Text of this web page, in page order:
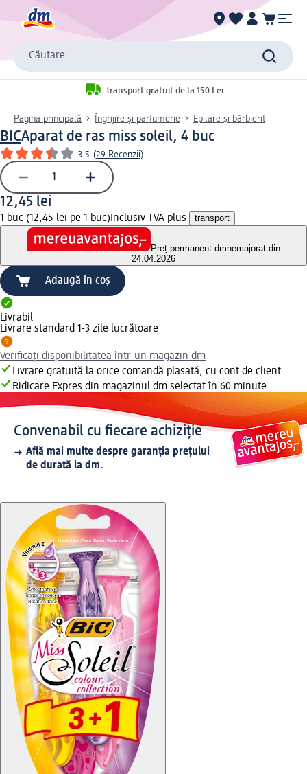
Căutare
Transport gratuit de la 150 Lei
Pagina principală Îngrijire și parfumerie Epilare și bărbierit
BICAparat de ras miss soleil, 4 buc
3.5 (29 Recenzii)
12,45 lei
1 buc (12,45 lei pe 1 buc) Inclusiv TVA plus transport
Preț permanent dmnemajorat din
24.04.2026
Adaugă în coș
Livrabil
Livrare standard 1-3 zile lucrătoare
Verificați disponibilitatea într-un magazin dm
Livrare gratuită la orice comandă plasată, cu cont de client
Ridicare Expres din magazinul dm selectat în 60 minute.
Convenabil cu fiecare achiziție
Află mai multe despre garanția prețului
de durată la dm.